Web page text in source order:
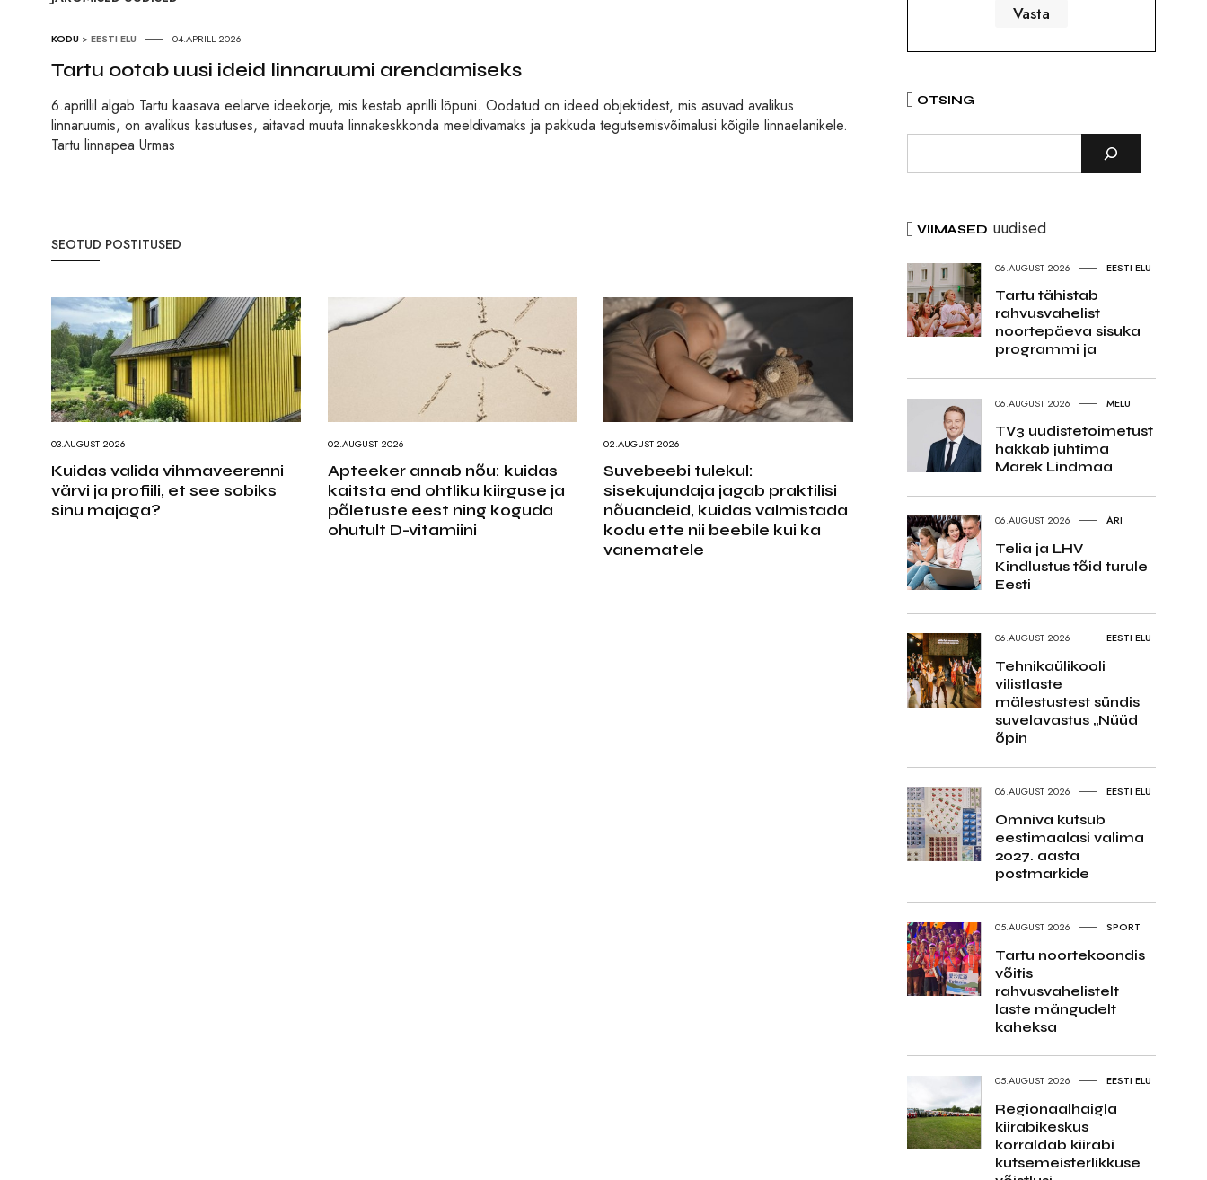
KODU >EESTI ELU 04.APRILL 2026
Tartu ootab uusi ideid linnaruumi arendamiseks
6.aprillil algab Tartu kaasava eelarve ideekorje, mis kestab aprilli lõpuni. Oodatud on ideed objektidest, mis asuvad avalikus
linnaruumis, on avalikus kasutuses, aitavad muuta linnakeskkonda meeldivamaks ja pakkuda tegutsemisvõimalusi kõigile linnaelanikele.
Tartu linnapea Urmas
SEOTUD POSTITUSED
03.AUGUST 2026
Kuidas valida vihmaveerenni
värvi ja profiili, et see sobiks
sinu majaga?
02.AUGUST 2026
Apteeker annab nõu: kuidas
kaitsta end ohtliku kiirguse ja
põletuste eest ning koguda
ohutult D-vitamiini
02.AUGUST 2026
Suvebeebi tulekul:
sisekujundaja jagab praktilisi
nõuandeid, kuidas valmistada
kodu ette nii beebile kui ka
vanematele
OTSING
VIIMASED uudised
06.AUGUST 2026 EESTI ELU
Tartu tähistab
rahvusvahelist
noortepäeva sisuka
programmi ja
06.AUGUST 2026 MELU
TV3 uudistetoimetust
hakkab juhtima
Marek Lindmaa
06.AUGUST 2026 ÄRI
Telia ja LHV
Kindlustus tõid turule
Eesti
06.AUGUST 2026 EESTI ELU
Tehnikaülikooli
vilistlaste
mälestustest sündis
suvelavastus „Nüüd
õpin
06.AUGUST 2026 EESTI ELU
Omniva kutsub
eestimaalasi valima
2027. aasta
postmarkide
05.AUGUST 2026 SPORT
Tartu noortekoondis
võitis
rahvusvahelistelt
laste mängudelt
kaheksa
05.AUGUST 2026 EESTI ELU
Regionaalhaigla
kiirabikeskus
korraldab kiirabi
kutsemeisterlikkuse